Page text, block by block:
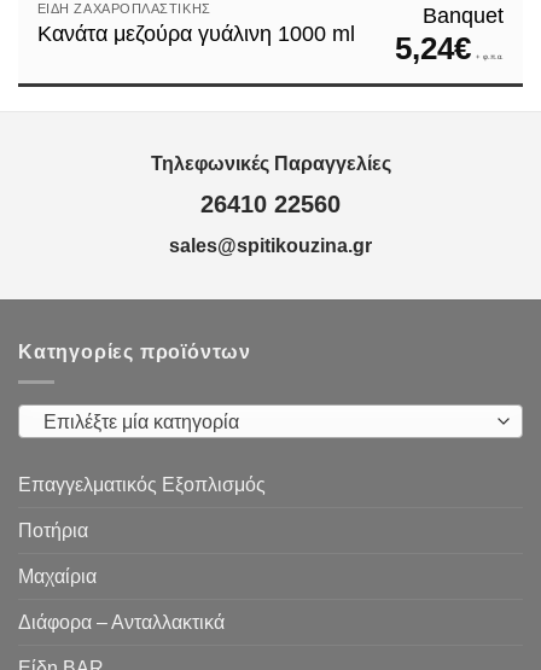
ΕΊΔΗ ΖΑΧΑΡΟΠΛΑΣΤΙΚΉΣ
Κανάτα μεζούρα γυάλινη 1000 ml
Banquet
5,24€ + φ.π.α.
Τηλεφωνικές Παραγγελίες
26410 22560
sales@spitikouzina.gr
Κατηγορίες προϊόντων
Επιλέξτε μία κατηγορία
Επαγγελματικός Εξοπλισμός
Ποτήρια
Μαχαίρια
Διάφορα – Ανταλλακτικά